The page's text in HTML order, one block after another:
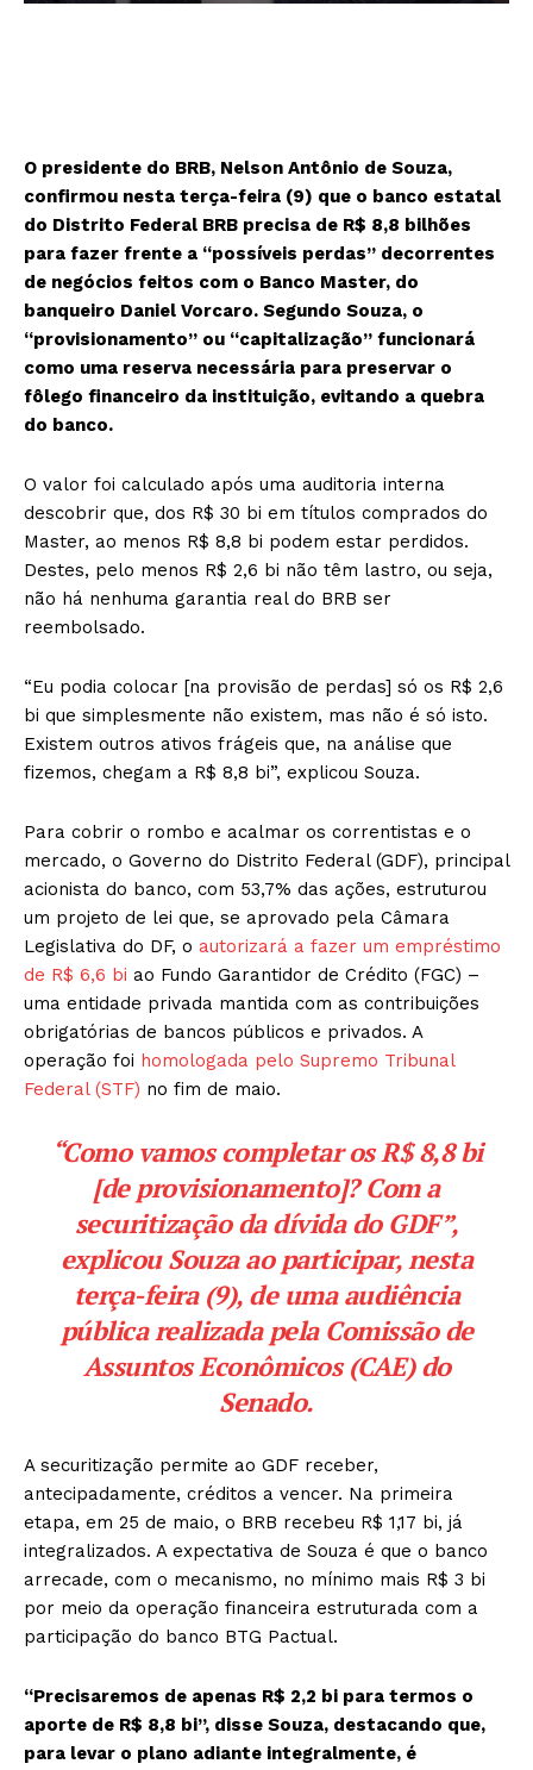
O presidente do BRB, Nelson Antônio de Souza,
confirmou nesta terça-feira (9) que o banco estatal
do Distrito Federal BRB precisa de R$ 8,8 bilhões
para fazer frente a “possíveis perdas” decorrentes
de negócios feitos com o Banco Master, do
banqueiro Daniel Vorcaro. Segundo Souza, o
“provisionamento” ou “capitalização” funcionará
como uma reserva necessária para preservar o
fôlego financeiro da instituição, evitando a quebra
do banco.
O valor foi calculado após uma auditoria interna
descobrir que, dos R$ 30 bi em títulos comprados do
Master, ao menos R$ 8,8 bi podem estar perdidos.
Destes, pelo menos R$ 2,6 bi não têm lastro, ou seja,
não há nenhuma garantia real do BRB ser
reembolsado.
“Eu podia colocar [na provisão de perdas] só os R$ 2,6
bi que simplesmente não existem, mas não é só isto.
Existem outros ativos frágeis que, na análise que
fizemos, chegam a R$ 8,8 bi”, explicou Souza.
Para cobrir o rombo e acalmar os correntistas e o
mercado, o Governo do Distrito Federal (GDF), principal
acionista do banco, com 53,7% das ações, estruturou
um projeto de lei que, se aprovado pela Câmara
Legislativa do DF, o autorizará a fazer um empréstimo
de R$ 6,6 bi ao Fundo Garantidor de Crédito (FGC) –
uma entidade privada mantida com as contribuições
obrigatórias de bancos públicos e privados. A
operação foi homologada pelo Supremo Tribunal
Federal (STF) no fim de maio.
“Como vamos completar os R$ 8,8 bi
[de provisionamento]? Com a
securitização da dívida do GDF”,
explicou Souza ao participar, nesta
terça-feira (9), de uma audiência
pública realizada pela Comissão de
Assuntos Econômicos (CAE) do
Senado.
A securitização permite ao GDF receber,
antecipadamente, créditos a vencer. Na primeira
etapa, em 25 de maio, o BRB recebeu R$ 1,17 bi, já
integralizados. A expectativa de Souza é que o banco
arrecade, com o mecanismo, no mínimo mais R$ 3 bi
por meio da operação financeira estruturada com a
participação do banco BTG Pactual.
“Precisaremos de apenas R$ 2,2 bi para termos o
aporte de R$ 8,8 bi”, disse Souza, destacando que,
para levar o plano adiante integralmente, é